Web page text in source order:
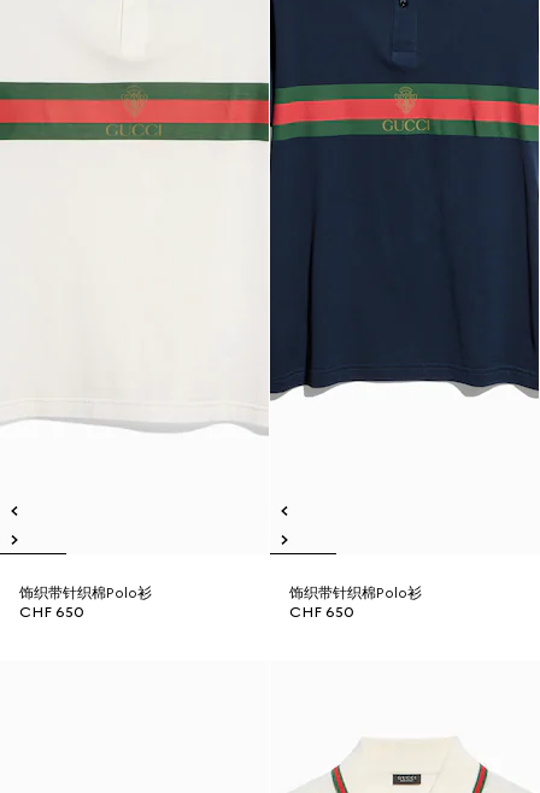
饰织带针织棉Polo衫
CHF 650
饰织带针织棉Polo衫
CHF 650